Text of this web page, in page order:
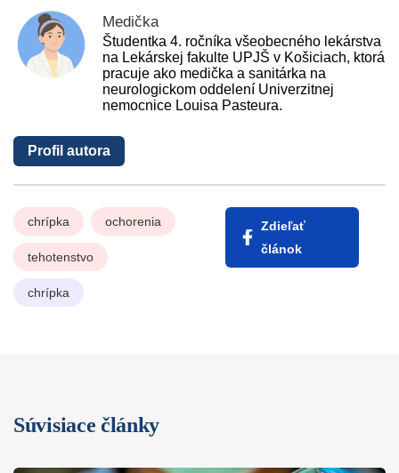
Medička
Študentka 4. ročníka všeobecného lekárstva
na Lekárskej fakulte UPJŠ v Košiciach, ktorá
pracuje ako medička a sanitárka na
neurologickom oddelení Univerzitnej
nemocnice Louisa Pasteura.
Profil autora
chrípka ochorenia
tehotenstvo
Zdieľať
článok
chrípka
Súvisiace články